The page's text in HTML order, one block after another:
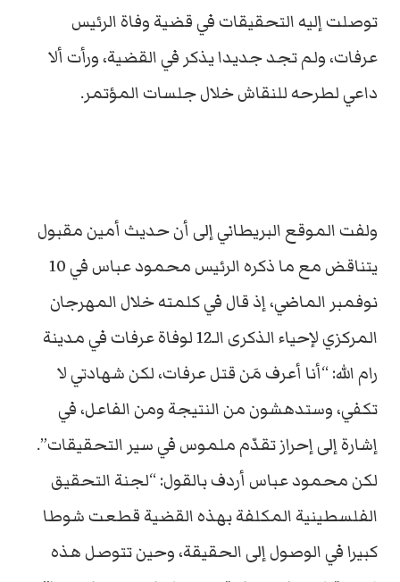
توصلت إليه التحقيقات في قضية وفاة الرئيس
عرفات، ولم تجد جديدا يذكر في القضية، ورأت ألا
داعي لطرحه للنقاش خلال جلسات المؤتمر.
ولفت الموقع البريطاني إلى أن حديث أمين مقبول
يتناقض مع ما ذكره الرئيس محمود عباس في 10
نوفمبر الماضي، إذ قال في كلمته خلال المهرجان
المركزي لإحياء الذكرى الـ12 لوفاة عرفات في مدينة
رام الله: “أنا أعرف مَن قتل عرفات، لكن شهادتي لا
تكفي، وستدهشون من النتيجة ومن الفاعل، في
إشارة إلى إحراز تقدّم ملموس في سير التحقيقات”.
لكن محمود عباس أردف بالقول: “لجنة التحقيق
الفلسطينية المكلفة بهذه القضية قطعت شوطا
كبيرا في الوصول إلى الحقيقة، وحين تتوصل هذه